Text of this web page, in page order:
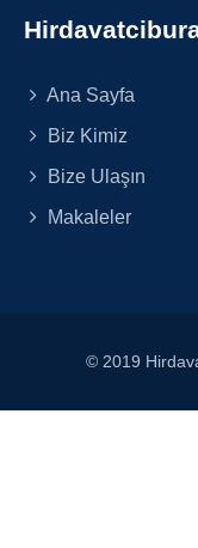
Ana Sayfa
Biz Kimiz
Bize Ulaşın
Makaleler
© 2019